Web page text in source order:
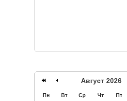
Август 2026
Пн Вт Ср Чт Пт